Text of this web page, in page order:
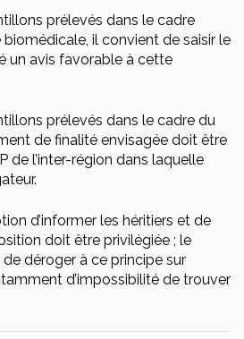
prélevés dans le cadre
biomédicale, il convient de saisir le
un avis favorable à cette
prélevés dans le cadre du
de finalité envisagée doit être
de l’inter-région dans laquelle
d’informer les héritiers et de
doit être privilégiée ; le
déroger à ce principe sur
d’impossibilité de trouver